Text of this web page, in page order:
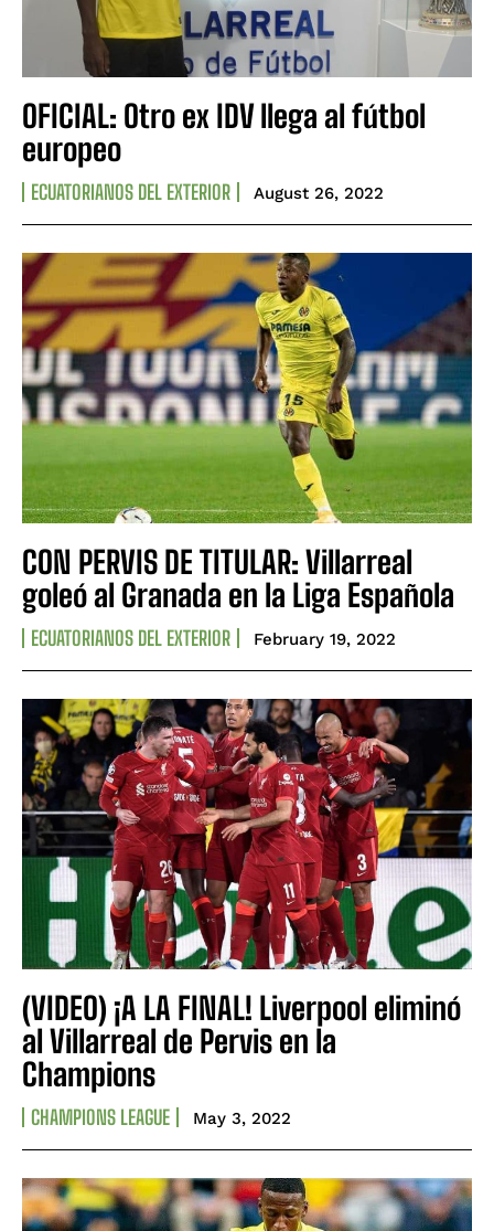
OFICIAL: Otro ex IDV llega al fútbol
europeo
ECUATORIANOS DEL EXTERIOR August 26, 2022
CON PERVIS DE TITULAR: Villarreal
goleó al Granada en la Liga Española
ECUATORIANOS DEL EXTERIOR February 19, 2022
(VIDEO) ¡A LA FINAL! Liverpool eliminó
al Villarreal de Pervis en la
Champions
CHAMPIONS LEAGUE May 3, 2022